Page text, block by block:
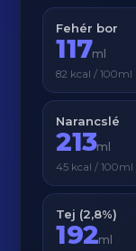
Fehér bor
117ml
82 kcal /
Narancslé
213ml
45 kcal / 100ml
Tej (2,8%)
192ml